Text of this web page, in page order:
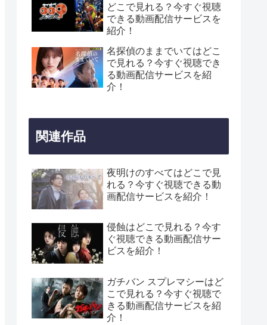
どこで見れる？今すぐ視聴
できる動画配信サービスを
紹介！
名探偵のままでいてはどこ
で見れる？今すぐ視聴でき
る動画配信サービスを紹
介！
関連作品
夜明けのすべてはどこで見
れる？今すぐ視聴できる動
画配信サービスを紹介！
侵蝕はどこで見れる？今す
ぐ視聴できる動画配信サー
ビスを紹介！
ガチバン スプレマシーはど
こで見れる？今すぐ視聴で
きる動画配信サービスを紹
介！